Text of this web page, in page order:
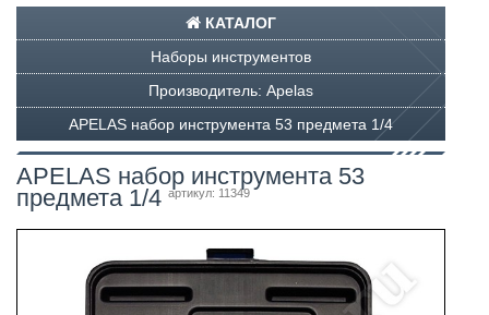
КАТАЛОГ
Наборы инструментов
Производитель: Apelas
APELAS набор инструмента 53 предмета 1/4
APELAS набор инструмента 53
предмета 1/4 артикул: 11349